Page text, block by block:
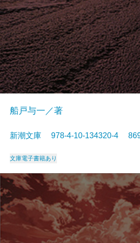
船戸与一／著
新潮文庫 978-4-10-134320-4
文庫電子書籍あり